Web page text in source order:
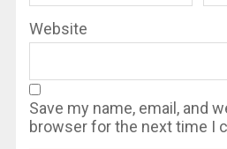
Website
Save my name, email, and
browser for the next time I